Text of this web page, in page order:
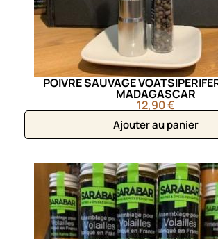
POIVRE SAUVAGE
MADAGASCAR
12,90 €
Ajouter au panier